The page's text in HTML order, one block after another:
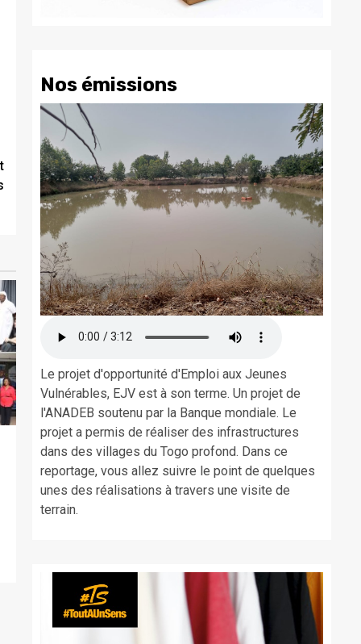
Nos émissions
Le projet d'opportunité d'Emploi aux Jeunes
Vulnérables, EJV est à son terme. Un projet de
l'ANADEB soutenu par la Banque mondiale. Le
projet a permis de réaliser des infrastructures
dans des villages du Togo profond. Dans ce
reportage, vous allez suivre le point de quelques
unes des réalisations à travers une visite de
terrain.